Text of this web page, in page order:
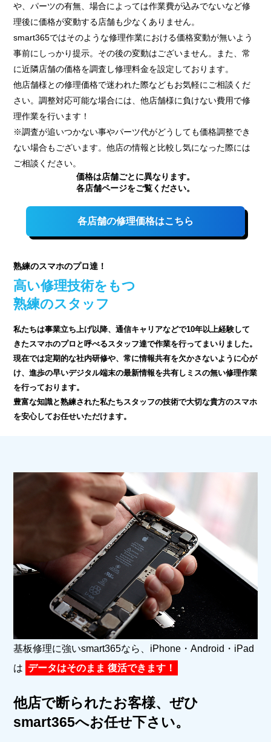
や、パーツの有無、場合によっては作業費が込みでないなど修
理後に価格が変動する店舗も少なくありません。
smart365ではそのような修理作業における価格変動が無いよう
事前にしっかり提示。その後の変動はございません。また、常
に近隣店舗の価格を調査し修理料金を設定しております。
他店舗様との修理価格で迷われた際などもお気軽にご相談くだ
さい。調整対応可能な場合には、他店舗様に負けない費用で修
理作業を行います！
※調査が追いつかない事やパーツ代がどうしても価格調整でき
ない場合もございます。他店の情報と比較し気になった際には
ご相談ください。
価格は店舗ごとに異なります。
各店舗ページをご覧ください。
各店舗の修理価格はこちら
熟練のスマホのプロ達！
高い修理技術をもつ
熟練のスタッフ
私たちは事業立ち上げ以降、通信キャリアなどで10年以上経験して
きたスマホのプロと呼べるスタッフ達で作業を行ってまいりました。
現在では定期的な社内研修や、常に情報共有を欠かさないように心が
け、進歩の早いデジタル端末の最新情報を共有しミスの無い修理作業
を行っております。
豊富な知識と熟練された私たちスタッフの技術で大切な貴方のスマホ
を安心してお任せいただけます。
基板修理に強いsmart365なら、iPhone・Android・iPad
は データはそのまま 復活できます！
他店で断られたお客様、ぜひ
smart365へお任せ下さい。